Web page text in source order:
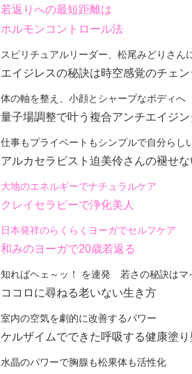
若返りへの最短距離は
ホルモンコントロール法
スピリチュアルリーダー、松尾みどりさん
エイジレスの秘訣は時空感覚のチェン
体の軸を整え、小顔とシャープなボディへ
量子場調整で叶う複合アンチエイジン
仕事もプライベートもシンプルで自分らし
アルカセラピスト迫美伶さんの褪せ
大地のエネルギーでナチュラルケア
クレイセラピーで浄化美人
日本発祥のらくらくヨーガでセルフケア
和みのヨーガで20歳若返る
知ればヘェ～ッ！ を連発 若さの秘訣はマ
ココロに尋ねる老いない生き方
室内の空気を劇的に改善するパワー
ケルザイムでできた呼吸する健康塗り
水晶のパワーで胸腺も松果体も活性化